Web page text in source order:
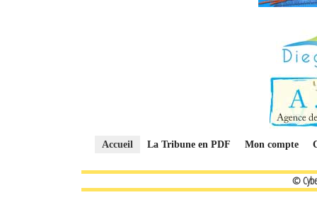
Accueil La Tribune en PDF Mon compte
©